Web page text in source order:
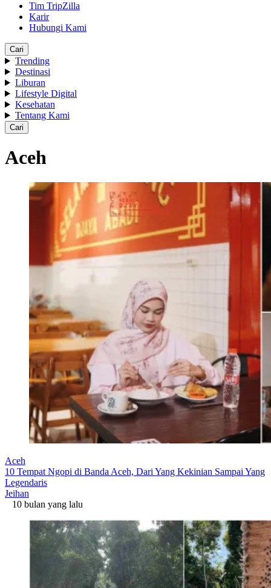
Tim TripZilla
Karir
Hubungi Kami
Cari
Trending
Destinasi
Liburan
Lifestyle Digital
Kesehatan
Tentang Kami
Cari
Aceh
Aceh
10 Tempat Ngopi di Banda Aceh, Dari Yang Kekinian Sampai Yang
Legendaris
Jeihan
10 bulan yang lalu